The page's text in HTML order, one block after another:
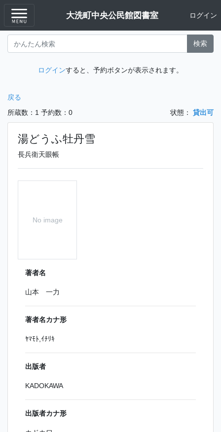
大洗町中央公民館図書室 ログイン
検索
ログインすると、予約ボタンが表示されます。
戻る
所蔵数：1 予約数：0 状態： 貸出可
湯どうふ牡丹雪
長兵衛天眼帳
No image
著者名
山本 一力
著者名カナ形
ﾔﾏﾓﾄ,ｲﾁﾘｷ
出版者
KADOKAWA
出版者カナ形